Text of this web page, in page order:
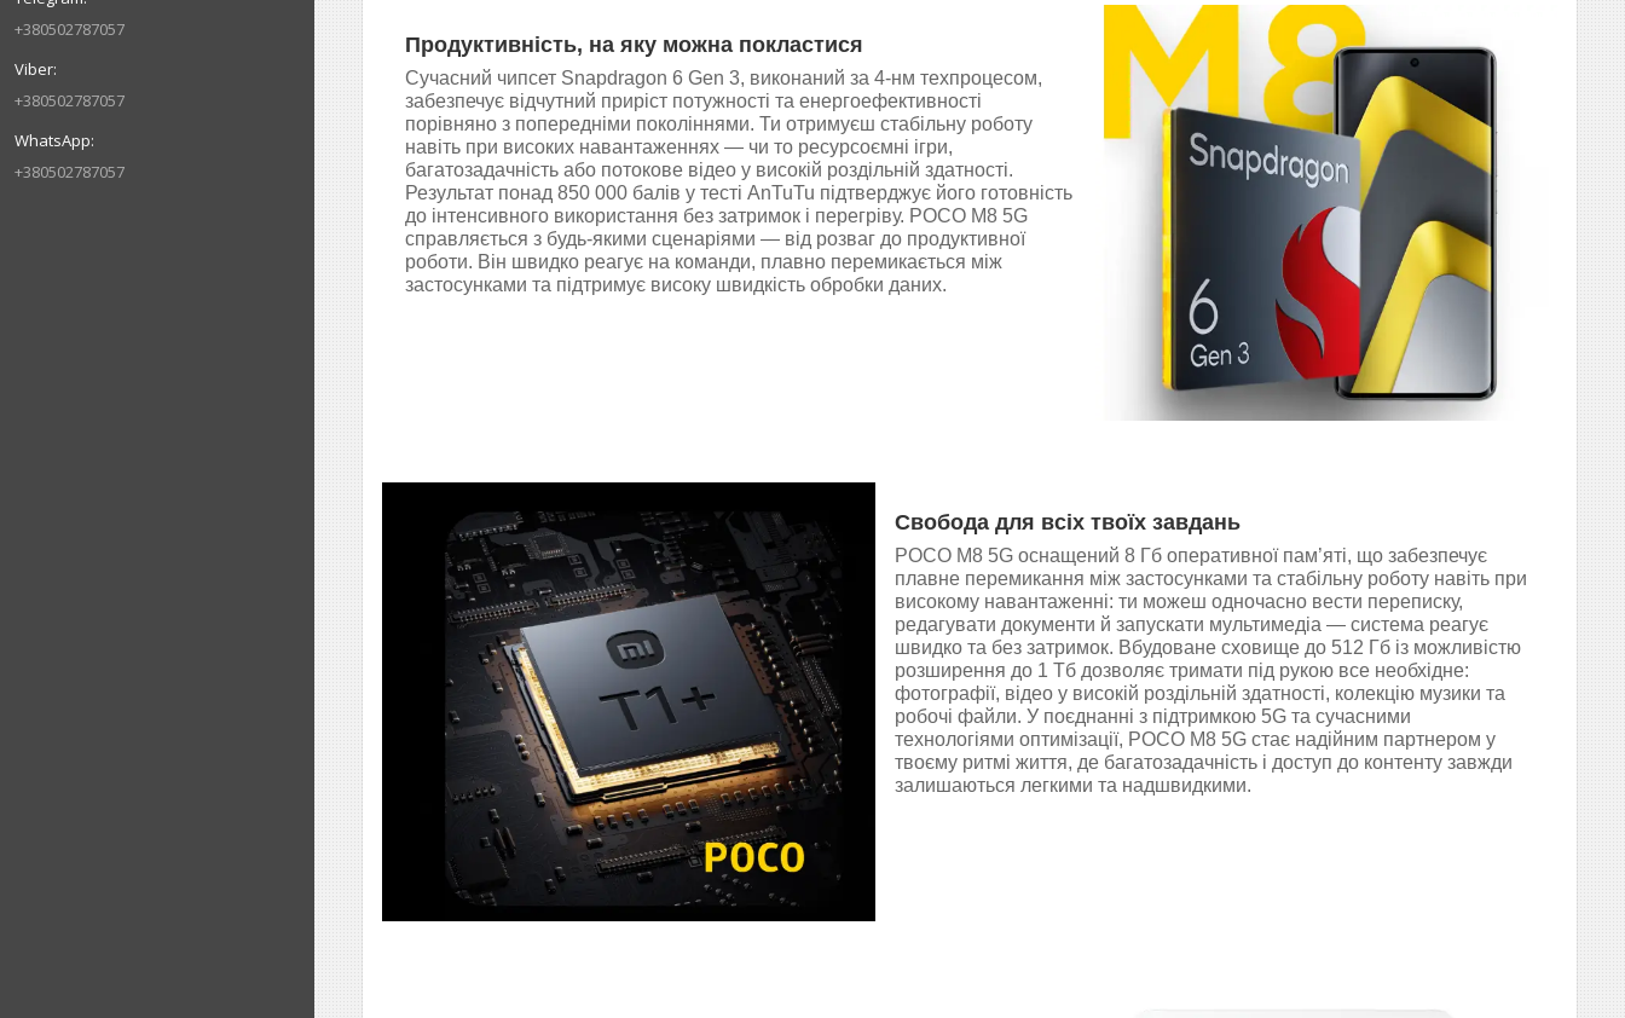
+380502787057
+380502787057
+380502787057
Продуктивність, на яку можна покластися
Сучасний чипсет Snapdragon 6 Gen 3, виконаний за 4-нм техпроцесом,
забезпечує відчутний приріст потужності та енергоефективності
порівняно з попередніми поколіннями. Ти отримуєш стабільну роботу
навіть при високих навантаженнях — чи то ресурсоємні ігри,
багатозадачність або потокове відео у високій роздільній здатності.
Результат понад 850 000 балів у тесті AnTuTu підтверджує його готовність
до інтенсивного використання без затримок і перегріву. POCO M8 5G
справляється з будь-якими сценаріями — від розваг до продуктивної
роботи. Він швидко реагує на команди, плавно перемикається між
застосунками та підтримує високу швидкість обробки даних.
Свобода для всіх твоїх завдань
POCO M8 5G оснащений 8 Гб оперативної пам’яті, що забезпечує
плавне перемикання між застосунками та стабільну роботу навіть при
високому навантаженні: ти можеш одночасно вести переписку,
редагувати документи й запускати мультимедіа — система реагує
швидко та без затримок. Вбудоване сховище до 512 Гб із можливістю
розширення до 1 Тб дозволяє тримати під рукою все необхідне:
фотографії, відео у високій роздільній здатності, колекцію музики та
робочі файли. У поєднанні з підтримкою 5G та сучасними
технологіями оптимізації, POCO M8 5G стає надійним партнером у
твоєму ритмі життя, де багатозадачність і доступ до контенту завжди
залишаються легкими та надшвидкими.